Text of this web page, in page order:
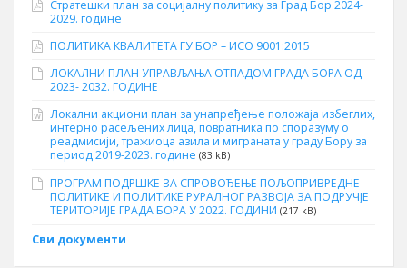
Стратешки план за социјалну политику за Град Бор 2024-
2029. године
ПОЛИТИКА КВАЛИТЕТА ГУ БОР – ИСО 9001:2015
ЛОКАЛНИ ПЛАН УПРАВЉАЊА ОТПАДОМ ГРАДА БОРА ОД
2023- 2032. ГОДИНЕ
Локални акциони план за унапређење положаја избеглих,
интерно расељених лица, повратника по споразуму о
реадмисији, тражиоца азила и миграната у граду Бору за
период 2019-2023. године (83 kB)
ПРОГРАМ ПОДРШКЕ ЗА СПРОВОЂЕЊЕ ПОЉОПРИВРЕДНЕ
ПОЛИТИКЕ И ПОЛИТИКЕ РУРАЛНОГ РАЗВОЈА ЗА ПОДРУЧЈЕ
ТЕРИТОРИЈЕ ГРАДА БОРА У 2022. ГОДИНИ (217 kB)
Сви документи